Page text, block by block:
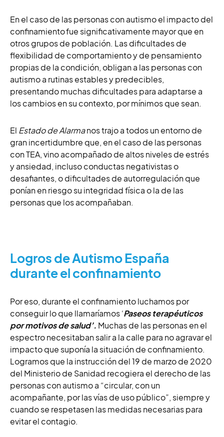
En el caso de las personas con autismo el impacto del
confinamiento fue significativamente mayor que en
otros grupos de población. Las dificultades de
flexibilidad de comportamiento y de pensamiento
propias de la condición, obligan a las personas con
autismo a rutinas estables y predecibles,
presentando muchas dificultades para adaptarse a
los cambios en su contexto, por mínimos que sean.
El Estado de Alarmanos trajo a todos un entorno de
gran incertidumbre que, en el caso de las personas
con TEA, vino acompañado de altos niveles de estrés
y ansiedad, incluso conductas negativistas o
desafiantes, o dificultades de autorregulación que
ponían en riesgo su integridad física o la de las
personas que los acompañaban.
Logros de Autismo España
durante el confinamiento
Por eso, durante el confinamiento luchamos por
conseguir lo que llamaríamos ‘Paseos terapéuticos
por motivos de salud’. Muchas de las personas en el
espectro necesitaban salir a la calle para no agravar el
impacto que suponía la situación de confinamiento.
Logramos que la instrucción del 19 de marzo de 2020
del Ministerio de Sanidad recogiera el derecho de las
personas con autismo a “circular, con un
acompañante, por las vías de uso público”, siempre y
cuando se respetasen las medidas necesarias para
evitar el contagio.